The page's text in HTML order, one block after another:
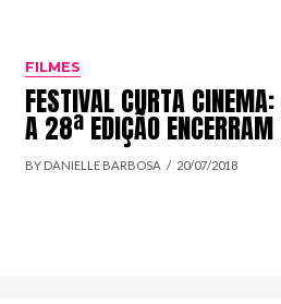
FILMES
FESTIVAL CURTA
A 28ª EDIÇÃO ENCERRAM
BY DANIELLE BARBOSA 20/07/2018